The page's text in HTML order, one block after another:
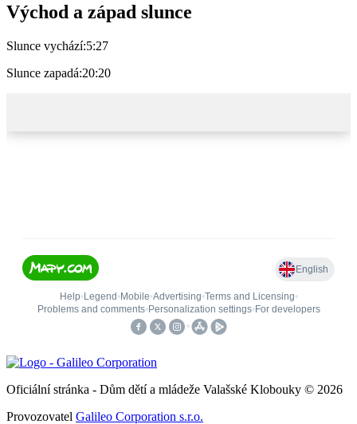
Východ a západ slunce
Slunce vychází:5:27
Slunce zapadá:20:20
Oficiální stránka - Dům dětí a mládeže Valašské Klobouky © 2026
Provozovatel Galileo Corporation s.r.o.